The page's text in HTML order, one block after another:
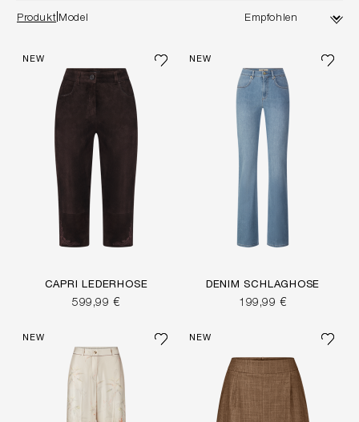
Produkt Model
NEW
CAPRI LEDERHOSE
599,99 €
NEW
DENIM SCHLAGHOSE
199,99 €
NEW NEW